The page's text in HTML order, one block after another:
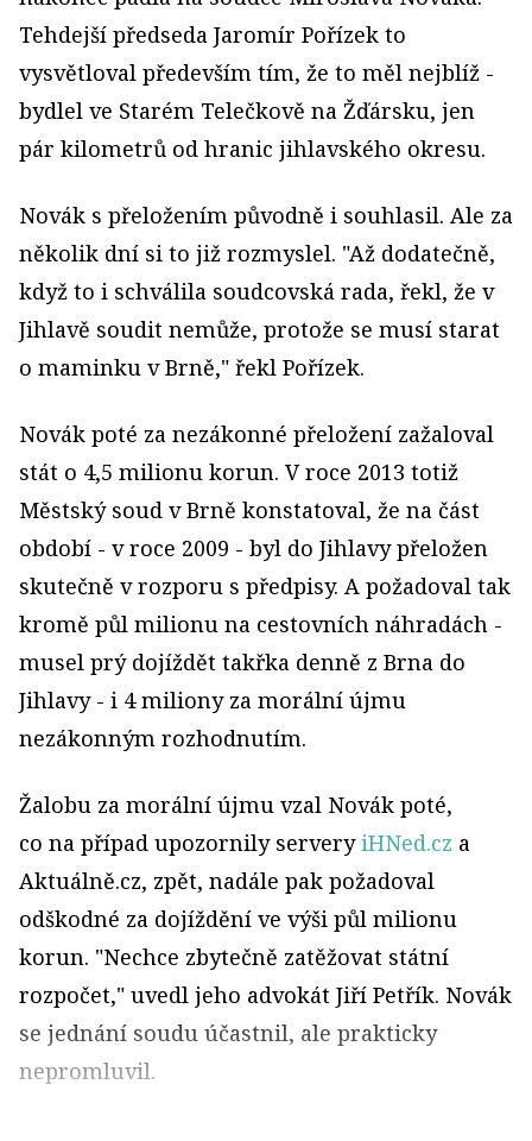
Tehdejší předseda Jaromír Pořízek to
vysvětloval především tím, že to měl nejblíž -
bydlel ve Starém Telečkově na Žďársku, jen
pár kilometrů od hranic jihlavského okresu.
Novák s přeložením původně i souhlasil. Ale za
několik dní si to již rozmyslel. "Až dodatečně,
když to i schválila soudcovská rada, řekl, že v
Jihlavě soudit nemůže, protože se musí starat
o maminku v Brně," řekl Pořízek.
Novák poté za nezákonné přeložení zažaloval
stát o 4,5 milionu korun. V roce 2013 totiž
Městský soud v Brně konstatoval, že na část
období - v roce 2009 - byl do Jihlavy přeložen
skutečně v rozporu s předpisy. A požadoval tak
kromě půl milionu na cestovních náhradách -
musel prý dojíždět takřka denně z Brna do
Jihlavy - i 4 miliony za morální újmu
nezákonným rozhodnutím.
Žalobu za morální újmu vzal Novák poté,
co na případ upozornily serveryiHNed.cz a
Aktuálně.cz, zpět, nadále pak požadoval
odškodné za dojíždění ve výši půl milionu
korun. "Nechce zbytečně zatěžovat státní
rozpočet," uvedl jeho advokát Jiří Petřík. Novák
se jednání soudu účastnil, ale prakticky
nepromluvil.